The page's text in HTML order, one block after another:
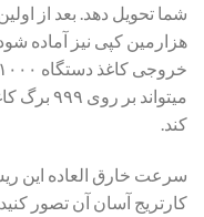
هزارمین کپی نیز آماده
میتواند
کند.
سرعت خارق العاده این
کارتریج آسان آن تصور